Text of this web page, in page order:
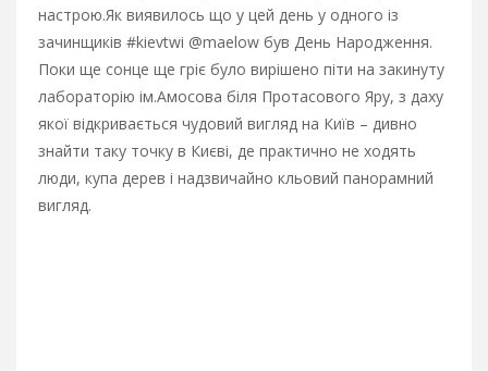
настрою.Як виявилось що у цей день у одного із
зачинщиків #kievtwi @maelow був День Народження.
Поки ще сонце ще гріє було вирішено піти на закинуту
лабораторію ім.Амосова біля Протасового Яру, з даху
якої відкривається чудовий вигляд на Київ – дивно
знайти таку точку в Києві, де практично не ходять
люди, купа дерев і надзвичайно кльовий панорамний
вигляд.